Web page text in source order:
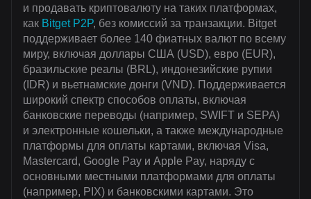
и продавать криптовалюту на таких платформах,
как Bitget P2P, без комиссий за транзакции. Bitget
поддерживает более 140 фиатных валют по всему
миру, включая доллары США (USD), евро (EUR),
бразильские реалы (BRL), индонезийские рупии
(IDR) и вьетнамские донги (VND). Поддерживается
широкий спектр способов оплаты, включая
банковские переводы (например, SWIFT и SEPA)
и электронные кошельки, а также международные
платформы для оплаты картами, включая Visa,
Mastercard, Google Pay и Apple Pay, наряду с
основными местными платформами для оплаты
(например, PIX) и банковскими картами. Это